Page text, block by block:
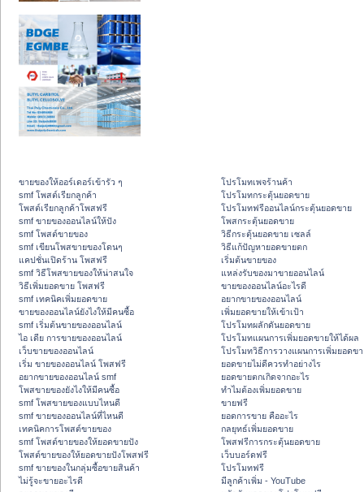
ขายของให้ออร์เดอร์เข้ารัว ๆ
smf โพสต์เรียกลูกค้า
โพสต์เรียกลูกค้าโพสฟรี
smf ขายของออนไลน์ให้ปัง
smf โพสต์ขายของ
smf เขียนโพสขายของโดนๆ
แคปชั่นเปิดร้าน โพสฟรี
smf วิธีโพสขายของให้น่าสนใจ
วิธีเพิ่มยอดขาย โพสฟรี
smf เทคนิคเพิ่มยอดขาย
ขายของออนไลน์ยังไงให้มีคนซื้อ
smf เริ่มต้นขายของออนไลน์
ไอ เดีย การขายของออนไลน์
เว็บขายของออนไลน์
เริ่ม ขายของออนไลน์ โพสฟรี
อยากขายของออนไลน์ smf
โพสขายของยังไงให้มีคนซื้อ
smf โพสขายของแบบไหนดี
smf ขายของออนไลน์ที่ไหนดี
เทคนิคการโพสต์ขายของ
smf โพสต์ขายของให้ยอดขายปัง
โพสต์ขายของให้ยอดขายปังโพสฟรี
smf ขายของในกลุ่มซื้อขายสินค้า
ไม่รู้จะขายอะไรดี
โปรโมทเพจร้านค้า
โปรโมทกระตุ้นยอดขาย
โปรโมทฟรีออนไลน์กระตุ้นยอดขาย
โพสกระตุ้นยอดขาย
วิธีกระตุ้นยอดขาย เซลล์
วิธีแก้ปัญหายอดขายตก
เริ่มต้นขายของ
แหล่งรับของมาขายออนไลน์
ขายของออนไลน์อะไรดี
อยากขายของออนไลน์
เพิ่มยอดขายให้เข้าเป้า
โปรโมทผลักดันยอดขาย
โปรโมทแผนการเพิ่มยอดขายให้ได้ผล
โปรโมทวิธีการวางแผนการเพิ่มยอดข
ยอดขายไม่ดีควรทำอย่างไร
ยอดขายตกเกิดจากอะไร
ทำไมต้องเพิ่มยอดขาย
ขายฟรี
ยอดการขาย คืออะไร
กลยุทธ์เพิ่มยอดขาย
โพสฟรีการกระตุ้นยอดขาย
เว็บบอร์ดฟรี
โปรโมทฟรี
มีลูกค้าเพิ่ม - YouTube